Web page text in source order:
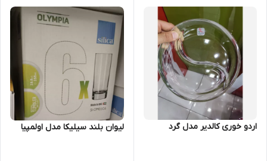
اردو خوری کالدیر مدل گرد لیوان بلند سیلیکا مدل اولمپیا